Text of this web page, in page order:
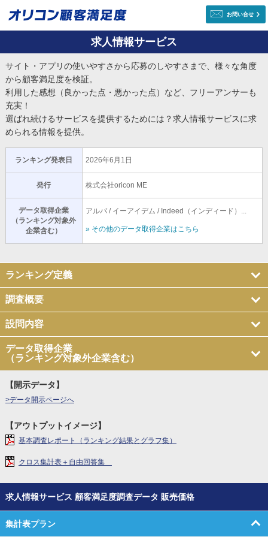
お問い合せ
求人情報サービス
サイト・アプリの使いやすさから応募のしやすさまで、様々な角度
から顧客満足度を検証。
利用した感想（良かった点・悪かった点）など、フリーアンサーも
充実！
選ばれ続けるサービスを提供するためには？求人情報サービスに求
められる情報を提供。
ランキング発表日 2026年6月1日
発行 株式会社oricon ME
データ取得企業
（ランキング対象外
企業含む）
アルパ / イーアイデム / Indeed（インディード）...
» その他のデータ取得企業はこちら
ランキング定義
調査概要
設問内容
データ取得企業
（ランキング対象外企業含む）
【開示データ】
>データ開示ページへ
【アウトプットイメージ】
基本調査レポート（ランキング結果とグラフ集）
クロス集計表＋自由回答集
求人情報サービス 顧客満足度調査データ 販売価格
集計表プラン